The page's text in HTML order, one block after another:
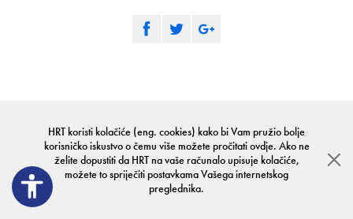
Školski sat - Povijest
ROMANTIČNO I
HRT koristi kolačiće (eng. cookies) kako bi Vam pružio bolje
korisničko iskustvo o čemu više možete pročitatiovdje. Ako ne
želite dopustiti da HRT na vaše računalo upisuje kolačiće,
možete to spriječiti postavkama Vašega internetskog
preglednika.